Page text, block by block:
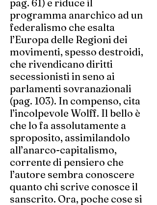
pag. 61) e riduce il
programma anarchico ad un
federalismo che esalta
l’Europa delle Regioni dei
movimenti, spesso destroidi,
che rivendicano diritti
secessionisti in seno ai
parlamenti sovranazionali
(pag. 103). In compenso, cita
l’incolpevole Wolff. Il bello è
che lo fa assolutamente a
sproposito, assimilandolo
all’anarco-capitalismo,
corrente di pensiero che
l’autore sembra conoscere
quanto chi scrive conosce il
sanscrito. Ora, poche cose si